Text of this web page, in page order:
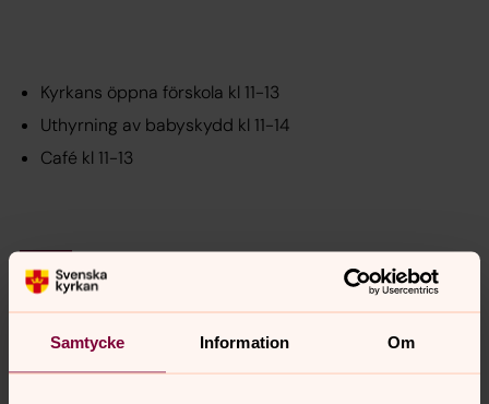
Samtycke Information Om
Kyrkans öppna förskola kl 11-13
Uthyrning av babyskydd kl 11-14
Café kl 11-13
Synpunkter eller frågor på sidans
innehåll?
Dela